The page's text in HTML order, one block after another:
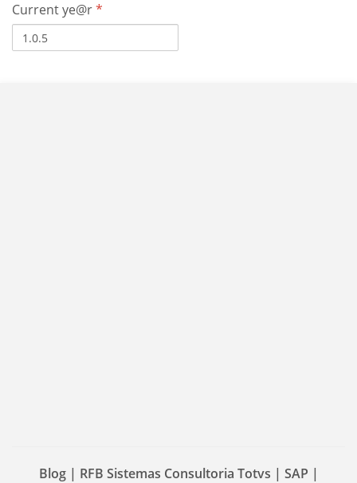
Current ye@r*
Blog | RFB Sistemas Consultoria Totvs | SAP |